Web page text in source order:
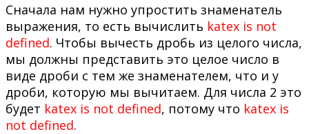
Сначала нам нужно упростить знаменатель
выражения, то есть вычислить katex is not
defined. Чтобы вычесть дробь из целого числа,
мы должны представить это целое число в
виде дроби с тем же знаменателем, что и у
дроби, которую мы вычитаем. Для числа 2 это
будет katex is not defined, потому что katex is
not defined.